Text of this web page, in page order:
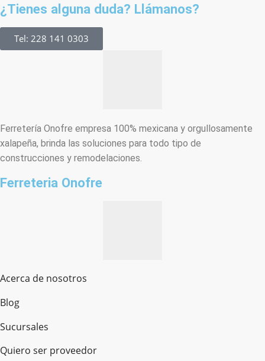
¿Tienes alguna duda? Llámanos?
Tel: 228 141 0303
Ferretería Onofre empresa 100% mexicana y orgullosamente
xalapeña, brinda las soluciones para todo tipo de
construcciones y remodelaciones.
Ferreteria Onofre
Acerca de nosotros
Blog
Sucursales
Quiero ser proveedor